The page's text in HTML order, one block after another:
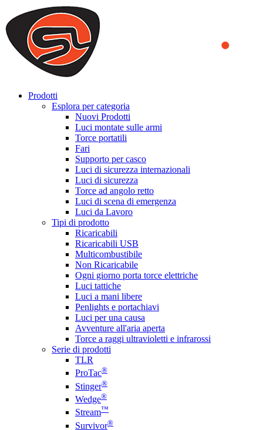
We use cookies to ensure that we provide you the best experience
on our website. By continuing to browse this website, you accept
that cookies are used to help us analyze how the website is used and
to offer you a better experience. To learn more or to find out how
you can disable cookies, you can access our
Prodotti
Esplora per categoria
Nuovi Prodotti
Luci montate sulle armi
Torce portatili
Fari
Supporto per casco
Luci di sicurezza internazionali
Luci di sicurezza
Torce ad angolo retto
Luci di scena di emergenza
Luci da Lavoro
Tipi di prodotto
Ricaricabili
Ricaricabili USB
Multicombustibile
Non Ricaricabile
Ogni giorno porta torce elettriche
Luci tattiche
Luci a mani libere
Penlights e portachiavi
Luci per una causa
Avventure all'aria aperta
Torce a raggi ultravioletti e infrarossi
Serie di prodotti
TLR
ProTac®
Stinger®
Wedge®
Stream™
Survivor®